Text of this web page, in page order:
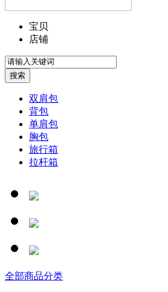
宝贝
店铺
双肩包
背包
单肩包
胸包
旅行箱
拉杆箱
全部商品分类